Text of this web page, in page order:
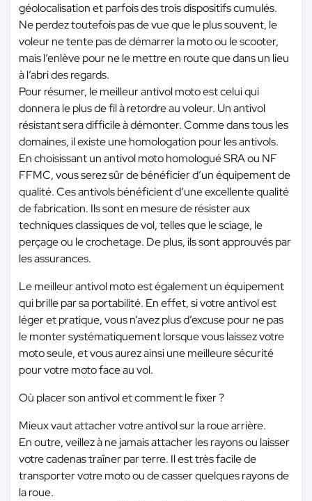
géolocalisation et parfois des trois dispositifs cumulés.
Ne perdez toutefois pas de vue que le plus souvent, le
voleur ne tente pas de démarrer la moto ou le scooter,
mais l’enlève pour ne le mettre en route que dans un lieu
à l’abri des regards.
Pour résumer, le meilleur antivol moto est celui qui
donnera le plus de fil à retordre au voleur. Un antivol
résistant sera difficile à démonter. Comme dans tous les
domaines, il existe une homologation pour les antivols.
En choisissant un antivol moto homologué SRA ou NF
FFMC, vous serez sûr de bénéficier d’un équipement de
qualité. Ces antivols bénéficient d’une excellente qualité
de fabrication. Ils sont en mesure de résister aux
techniques classiques de vol, telles que le sciage, le
perçage ou le crochetage. De plus, ils sont approuvés par
les assurances.
Le meilleur antivol moto est également un équipement
qui brille par sa portabilité. En effet, si votre antivol est
léger et pratique, vous n’avez plus d’excuse pour ne pas
le monter systématiquement lorsque vous laissez votre
moto seule, et vous aurez ainsi une meilleure sécurité
pour votre moto face au vol.
Où placer son antivol et comment le fixer ?
Mieux vaut attacher votre antivol sur la roue arrière.
En outre, veillez à ne jamais attacher les rayons ou laisser
votre cadenas traîner par terre. Il est très facile de
transporter votre moto ou de casser quelques rayons de
la roue.